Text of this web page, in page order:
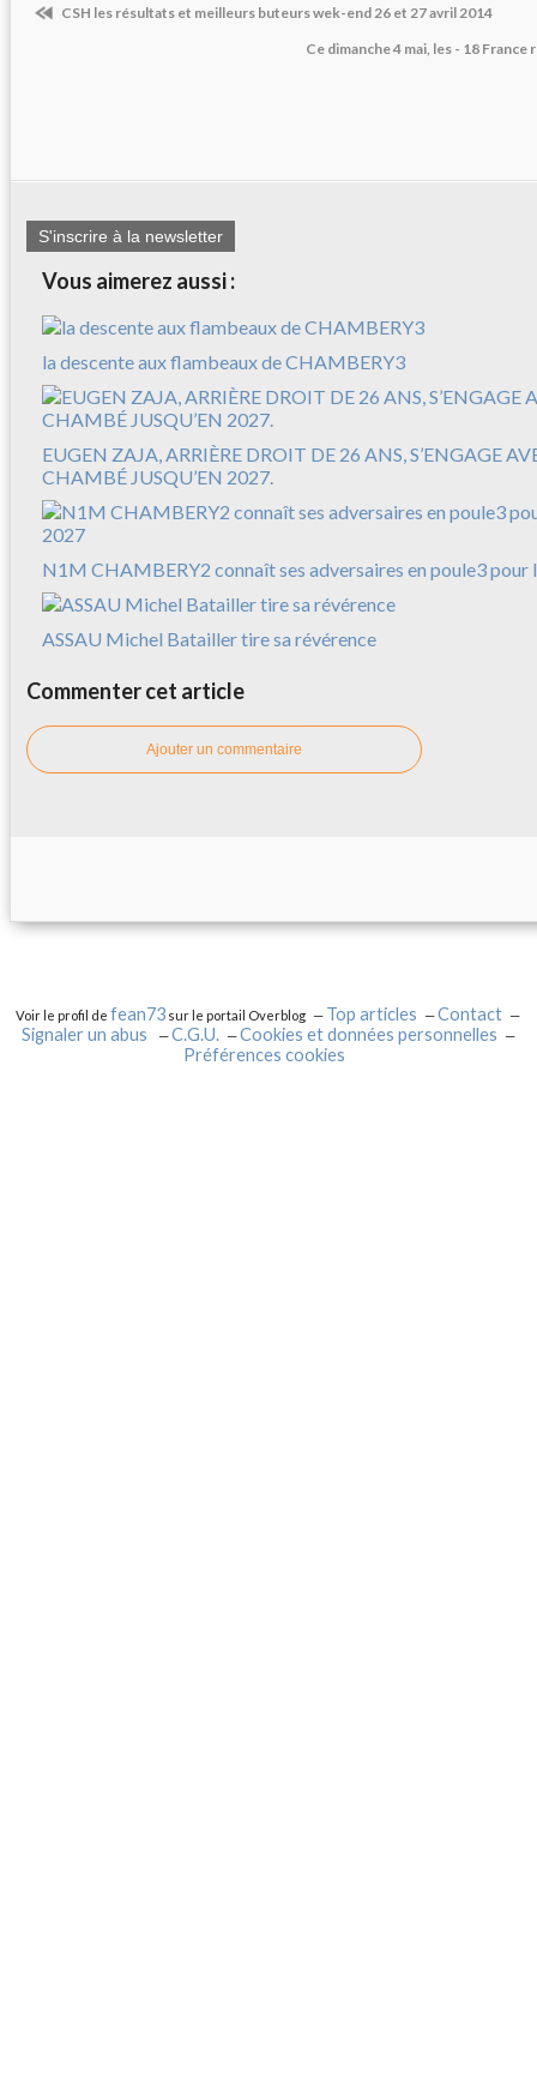
CSH les résultats et meilleurs buteurs wek-end 26 et 27 avril 2014
Ce dimanche 4 mai, les - 18
S'inscrire à la newsletter
Vous aimerez aussi :
la descente aux flambeaux de CHAMBERY3
EUGEN ZAJA, ARRIÈRE DROIT DE 26 ANS, S’ENGAGE
CHAMBÉ JUSQU’EN 2027.
N1M CHAMBERY2 connaît ses adversaires en poule3 pour
ASSAU Michel Batailler tire sa révérence
Commenter cet article
Ajouter un commentaire
Voir le profil defean73 sur le portail Overblog Top articles
Contact
Signaler un abus
C.G.U.
Cookies et données personnelles
Préférences cookies